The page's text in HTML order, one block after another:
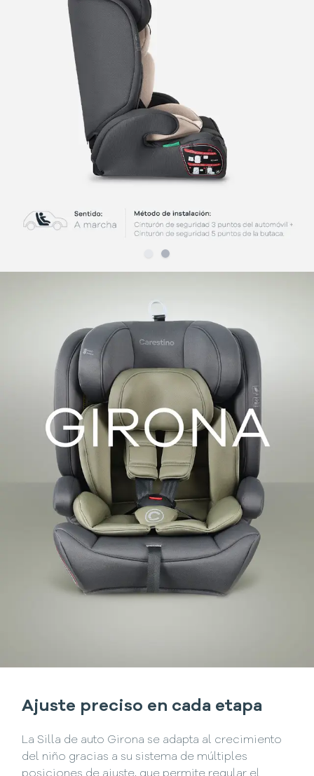
SlideSlide
Ajuste preciso en cada etapa
La Silla de auto Girona se adapta al crecimiento
del niño gracias a su sistema de múltiples
posiciones de ajuste, que permite regular el